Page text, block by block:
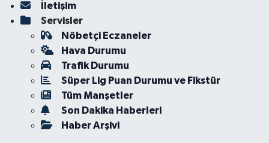
İletişim
Servisler
Nöbetçi Eczaneler
Hava Durumu
Trafik Durumu
Süper Lig Puan Durumu ve Fikstür
Tüm Manşetler
Son Dakika Haberleri
Haber Arşivi